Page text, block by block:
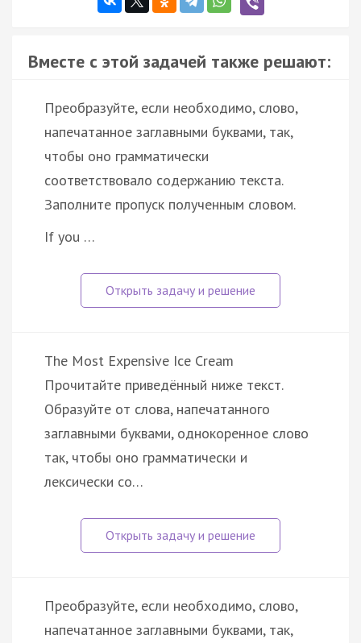
Вместе с этой задачей также решают:
Преобразуйте, если необходимо, слово,
напечатанное заглавными буквами, так,
чтобы оно грамматически
соответствовало содержанию текста.
Заполните пропуск полученным словом.
If you …
The Most Expensive Ice Cream
Прочитайте приведённый ниже текст.
Образуйте от слова, напечатанного
заглавными буквами, однокоренное слово
так, чтобы оно грамматически и
лексически со…
Преобразуйте, если необходимо, слово,
напечатанное заглавными буквами, так,